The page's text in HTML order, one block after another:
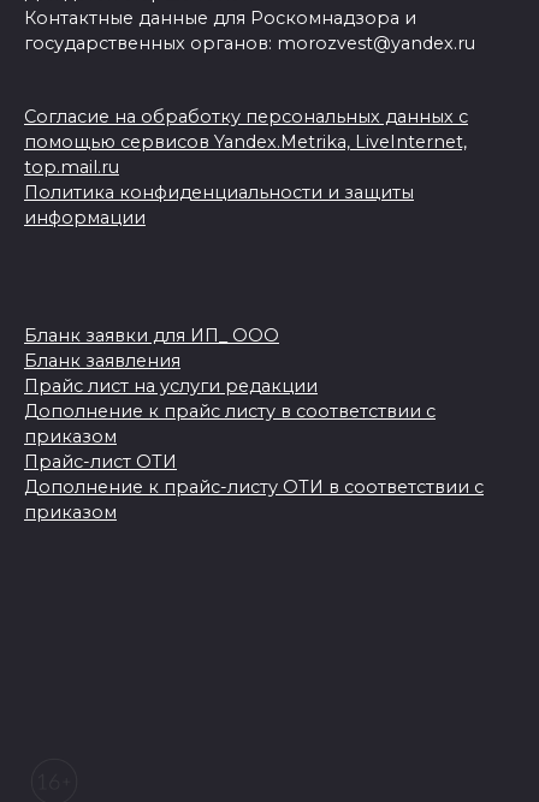
Контактные данные для Роскомнадзора и
государственных органов: morozvest@yandex.ru
Согласие на обработку персональных данных с
помощью сервисов Yandex.Metrika, LiveInternet,
top.mail.ru
Политика конфиденциальности и защиты
информации
Бланк заявки для ИП_ ООО
Бланк заявления
Прайс лист на услуги редакции
Дополнение к прайс листу в соответствии с
приказом
Прайс-лист ОТИ
Дополнение к прайс-листу ОТИ в соответствии с
приказом